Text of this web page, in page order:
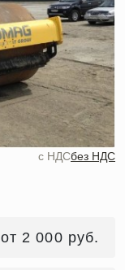
c НДСбез НДС
от 2 000 руб.